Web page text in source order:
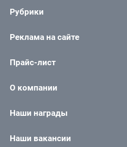
Рубрики
Реклама на сайте
Прайс-лист
О компании
Наши награды
Наши вакансии